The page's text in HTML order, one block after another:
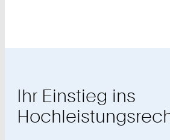
Ihr Einstieg ins